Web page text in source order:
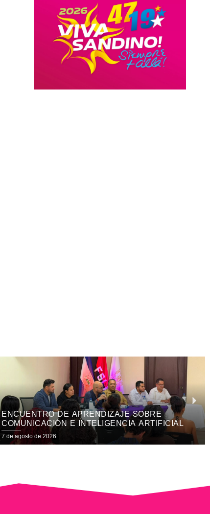
SIMPOSIO EN EL HOSPITAL FERNANDO
PAIZ RESALTA IMPORTANCIA DE LA
MATERNA EXCLUSIVA
7 de agosto de 2026